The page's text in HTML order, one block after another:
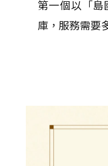
第一個以「
庫，服務需要